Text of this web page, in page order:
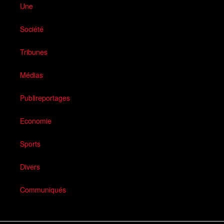
Une
Société
Tribunes
Médias
Publireportages
Economie
Sports
Divers
Communiqués